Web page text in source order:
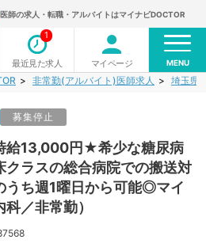
医師の求人・転職・アルバイトはマイナビDOCTOR
最近見た求人
1
マイページ MENU
非常勤(アルバイト)医師求人 埼玉県
募集停止
給13,000円★希少な糖尿病
ラスの総合病院での搬送対
ち週1曜日から可能◎マイ
／非常勤）